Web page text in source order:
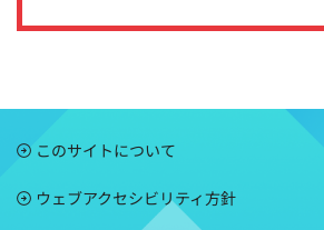
このサイトについて
ウェブアクセシビリティ方針